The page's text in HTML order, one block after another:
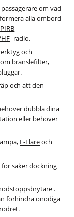
om vad
alla ombord
-radio.
och
bränslefilter,
och att den
dubbla dina
eller behöver
E-Flareoch
säker dockning
.
förhindra onödiga